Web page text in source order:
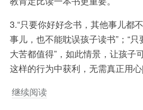
3.“只要你好好念书，其他事儿都
事儿，也不能耽误孩子读书”；“
大苦都值得”，如此情景，让孩子
这样的行为中获利，无需真正用
继续阅读